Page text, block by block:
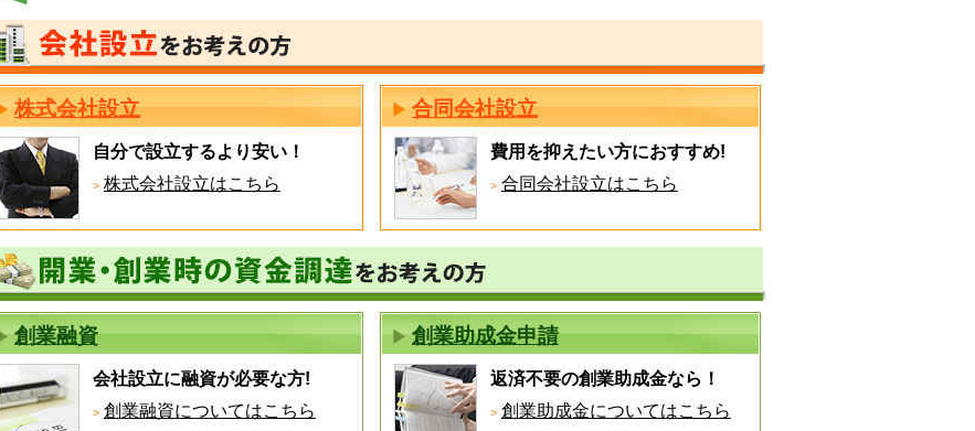
株式会社設立
自分で設立するより安い！
株式会社設立はこちら
合同会社設立
費用を抑えたい方におすすめ!
合同会社設立はこちら
創業融資
会社設立に融資が必要な方!
創業融資についてはこちら
創業助成金申請
返済不要の創業助成金なら！
創業助成金についてはこちら